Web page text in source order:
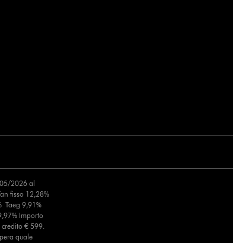
2026 al
fisso 12,28%
Taeg 9,91%
Importo
€ 599.
quale